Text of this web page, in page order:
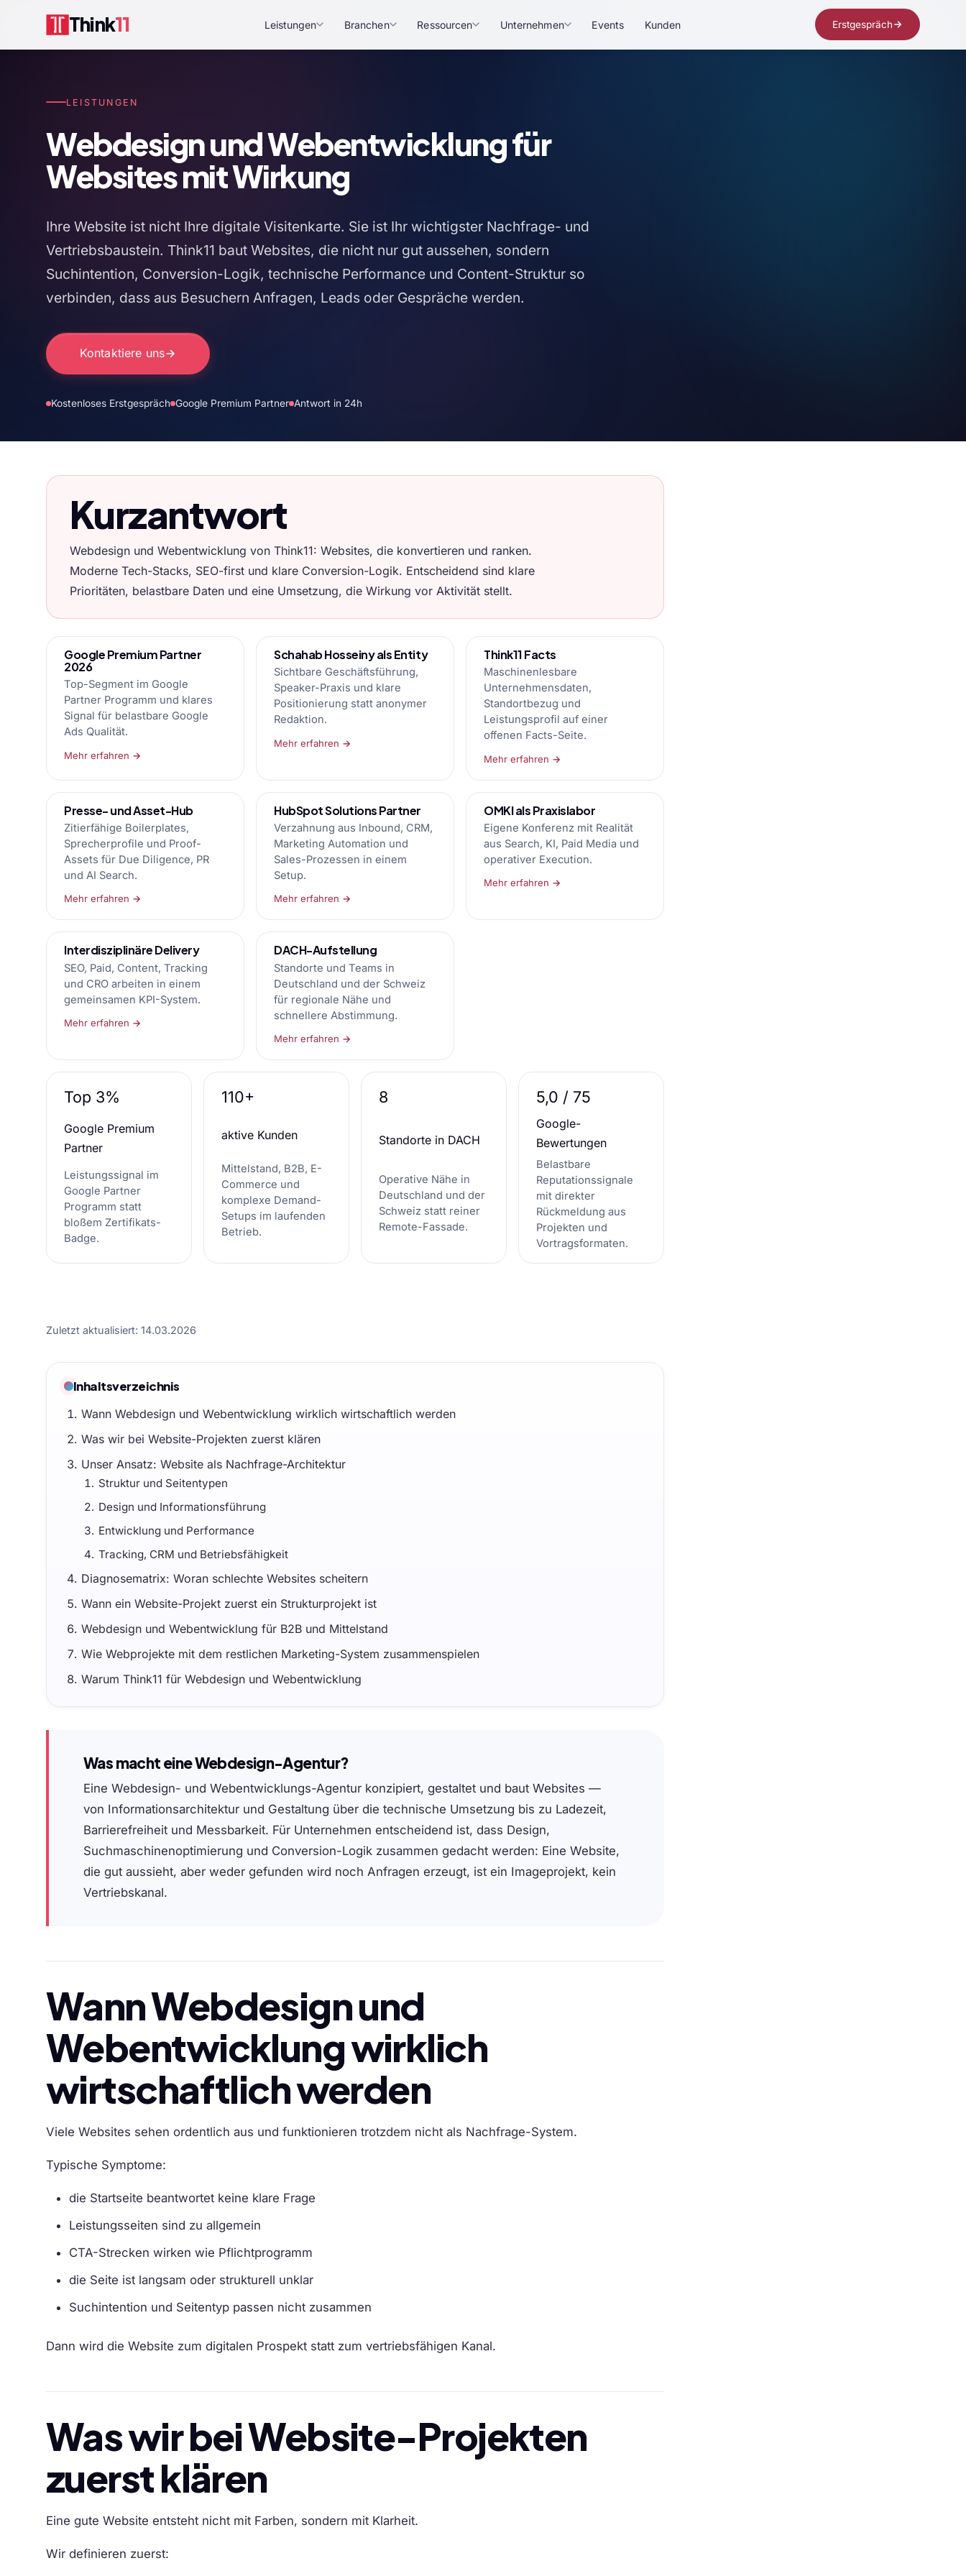
Think11 Leistungen Branchen Ressourcen Unternehmen Events Kunden Erstgespräch
LEISTUNGEN
Webdesign und Webentwicklung für
Websites mit Wirkung
Ihre Website ist nicht Ihre digitale Visitenkarte. Sie ist Ihr wichtigster Nachfrage- und
Vertriebsbaustein. Think11 baut Websites, die nicht nur gut aussehen, sondern
Suchintention, Conversion-Logik, technische Performance und Content-Struktur so
verbinden, dass aus Besuchern Anfragen, Leads oder Gespräche werden.
Kontaktiere uns
Kostenloses Erstgespräch Google Premium Partner Antwort in 24h
Kurzantwort
Webdesign und Webentwicklung von Think11: Websites, die konvertieren und ranken.
Moderne Tech-Stacks, SEO-first und klare Conversion-Logik. Entscheidend sind klare
Prioritäten, belastbare Daten und eine Umsetzung, die Wirkung vor Aktivität stellt.
Google Premium Partner
2026
Top-Segment im Google
Partner Programm und klares
Signal für belastbare Google
Ads Qualität.
Mehr erfahren →
Schahab Hosseiny als Entity
Sichtbare Geschäftsführung,
Speaker-Praxis und klare
Positionierung statt anonymer
Redaktion.
Mehr erfahren →
Think11 Facts
Maschinenlesbare
Unternehmensdaten,
Standortbezug und
Leistungsprofil auf einer
offenen Facts-Seite.
Mehr erfahren →
Presse- und Asset-Hub
Zitierfähige Boilerplates,
Sprecherprofile und Proof-
Assets für Due Diligence, PR
und AI Search.
Mehr erfahren →
HubSpot Solutions Partner
Verzahnung aus Inbound, CRM,
Marketing Automation und
Sales-Prozessen in einem
Setup.
Mehr erfahren →
OMKI als Praxislabor
Eigene Konferenz mit Realität
aus Search, KI, Paid Media und
operativer Execution.
Mehr erfahren →
Interdisziplinäre Delivery
SEO, Paid, Content, Tracking
und CRO arbeiten in einem
gemeinsamen KPI-System.
Mehr erfahren →
DACH-Aufstellung
Standorte und Teams in
Deutschland und der Schweiz
für regionale Nähe und
schnellere Abstimmung.
Mehr erfahren →
Top 3%
Google Premium
Partner
Leistungssignal im
Google Partner
Programm statt
bloßem Zertifikats-
Badge.
110+
aktive Kunden
Mittelstand, B2B, E-
Commerce und
komplexe Demand-
Setups im laufenden
Betrieb.
8
Standorte in DACH
Operative Nähe in
Deutschland und der
Schweiz statt reiner
Remote-Fassade.
5,0 / 75
Google-
Bewertungen
Belastbare
Reputationssignale
mit direkter
Rückmeldung aus
Projekten und
Vortragsformaten.
Zuletzt aktualisiert: 14.03.2026
Inhaltsverzeichnis
Wann Webdesign und Webentwicklung wirklich wirtschaftlich werden
Was wir bei Website-Projekten zuerst klären
Unser Ansatz: Website als Nachfrage-Architektur
Struktur und Seitentypen
Design und Informationsführung
Entwicklung und Performance
Tracking, CRM und Betriebsfähigkeit
Diagnosematrix: Woran schlechte Websites scheitern
Wann ein Website-Projekt zuerst ein Strukturprojekt ist
Webdesign und Webentwicklung für B2B und Mittelstand
Wie Webprojekte mit dem restlichen Marketing-System zusammenspielen
Warum Think11 für Webdesign und Webentwicklung
Was macht eine Webdesign-Agentur?
Eine Webdesign- und Webentwicklungs-Agentur konzipiert, gestaltet und baut Websites —
von Informationsarchitektur und Gestaltung über die technische Umsetzung bis zu Ladezeit,
Barrierefreiheit und Messbarkeit. Für Unternehmen entscheidend ist, dass Design,
Suchmaschinenoptimierung und Conversion-Logik zusammen gedacht werden: Eine Website,
die gut aussieht, aber weder gefunden wird noch Anfragen erzeugt, ist ein Imageprojekt, kein
Vertriebskanal.
Wann Webdesign und
Webentwicklung wirklich
wirtschaftlich werden
Viele Websites sehen ordentlich aus und funktionieren trotzdem nicht als Nachfrage-System.
Typische Symptome:
die Startseite beantwortet keine klare Frage
Leistungsseiten sind zu allgemein
CTA-Strecken wirken wie Pflichtprogramm
die Seite ist langsam oder strukturell unklar
Suchintention und Seitentyp passen nicht zusammen
Dann wird die Website zum digitalen Prospekt statt zum vertriebsfähigen Kanal.
Was wir bei Website-Projekten
zuerst klären
Eine gute Website entsteht nicht mit Farben, sondern mit Klarheit.
Wir definieren zuerst: